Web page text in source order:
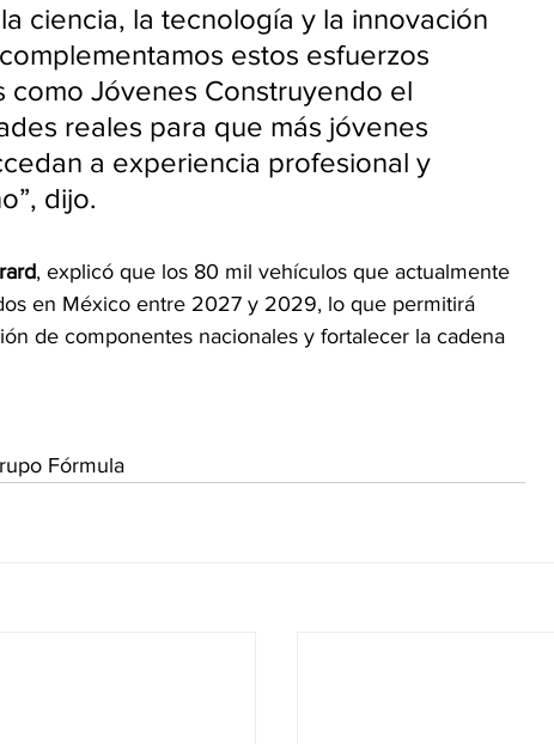
ciencia, la tecnología y la innovación
estos esfuerzos
Jóvenes Construyendo el
reales para que más jóvenes
a experiencia profesional y
dijo.
, explicó que los 80 mil vehículos que actualmente
en México entre 2027 y 2029, lo que permitirá
de componentes nacionales y fortalecer la cadena
Fórmula